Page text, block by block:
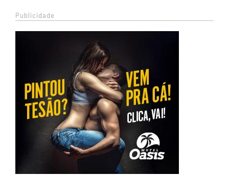
Publicidade